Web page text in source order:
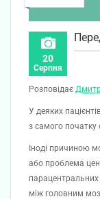
20
Серпня
Розповідає
У деяких
з самого початку
Іноді причиною
або проблема
парацентральних
між головним